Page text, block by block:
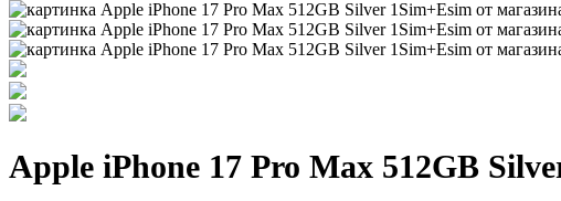
Apple iPhone 17 Pro Max 512GB